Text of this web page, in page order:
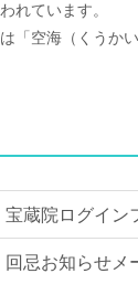
れています。
「空海（くうか
宝蔵院ログイン
回忌お知らせメ